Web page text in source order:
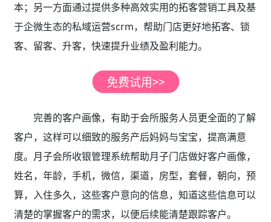
本；另一方面通过提供多种高效实用的拓客营销工具及基
于企微生态的私域运营scrm，帮助门店更好地拓客、锁
客、留客、升客，快速提升业绩及盈利能力。
完善的客户画像，有助于会所服务人员更全面的了解
客户，这样可以细致的服务产后妈妈与宝宝，提高满意
度。月子会所收银管理系统帮助月子门店做好客户画像，
姓名，年龄，手机，微信，渠道，房型，套餐，朝向，预
算，入住多久，这些客户意向的信息，知道这些信息可以
清楚的掌握客户的需求，以便后续能清楚跟踪客户。